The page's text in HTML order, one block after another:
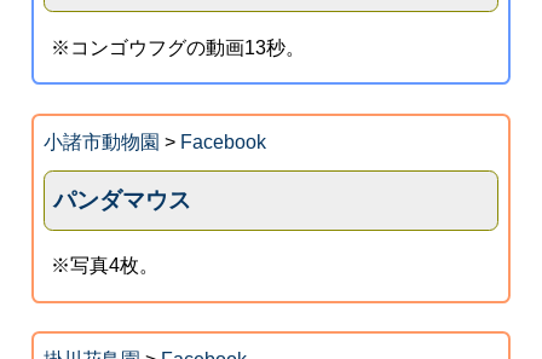
※コンゴウフグの動画13秒。
小諸市動物園 > Facebook
パンダマウス
※写真4枚。